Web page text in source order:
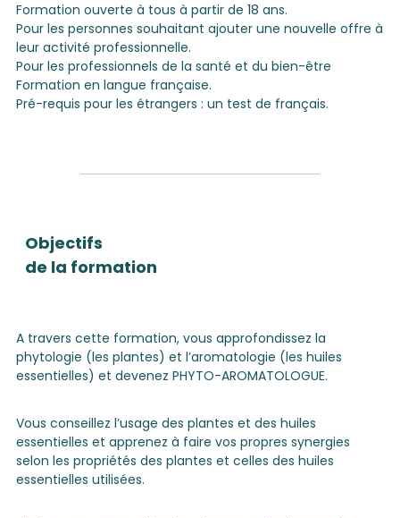
Formation ouverte à tous à partir de 18 ans.
Pour les personnes souhaitant ajouter une nouvelle offre à
leur activité professionnelle.
Pour les professionnels de la santé et du bien-être
Formation en langue française.
Pré-requis pour les étrangers : un test de français.
Objectifs
de la formation
A travers cette formation, vous approfondissez la
phytologie (les plantes) et l’aromatologie (les huiles
essentielles) et devenez PHYTO-AROMATOLOGUE.
Vous conseillez l’usage des plantes et des huiles
essentielles et apprenez à faire vos propres synergies
selon les propriétés des plantes et celles des huiles
essentielles utilisées.